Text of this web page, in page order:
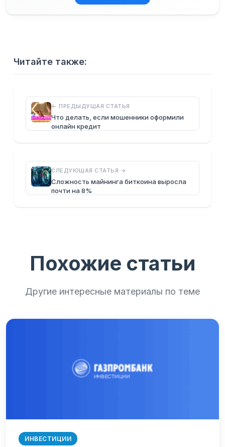
Читайте также:
← ПРЕДЫДУЩАЯ СТАТЬЯ
Что делать, если мошенники оформили
онлайн кредит
СЛЕДУЮЩАЯ СТАТЬЯ →
Сложность майнинга биткоина выросла
почти на 8%
Похожие статьи
Другие интересные материалы по теме
ИНВЕСТИЦИИ